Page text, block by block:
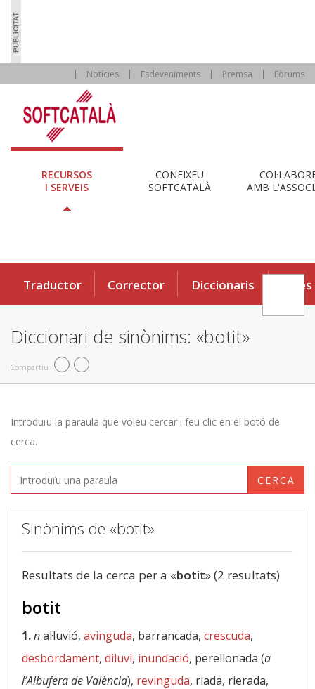
Notícies Esdeveniments Premsa Fòrums
RECURSOS
I SERVEIS
CONEIXEU
SOFTCATALÀ
AMB
Traductor Corrector Diccionaris Eines
Diccionari de sinònims: «botit»
Compartiu
Introduïu la paraula que voleu cercar i feu clic en el botó de
cerca.
CERCA
Sinònims de «botit»
Resultats de la cerca per a «botit» (2 resultats)
botit
1.nal·luvió, avinguda, barrancada, crescuda,
desbordament, diluvi, inundació, perellonada (a
l’Albufera de València), revinguda, riada, rierada,